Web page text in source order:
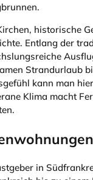
historische
Entlang der
Strandurlaub
kann man
Klima macht
in